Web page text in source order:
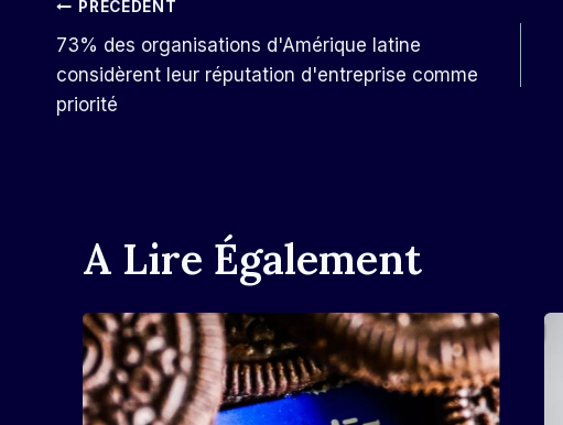
Navigation
De
L’article
PRÉCÉDENT
73% des organisations d'Amérique latine
considèrent leur réputation d'entreprise comme
priorité
A Lire Également